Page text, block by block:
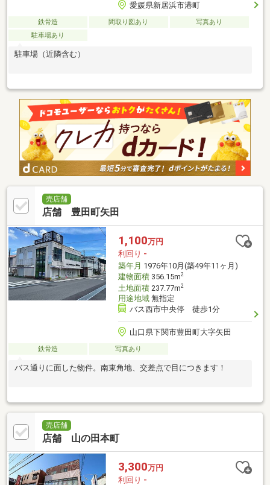
愛媛県新居浜市港町
鉄骨造 間取り図あり
写真あり
駐車場あり
駐車場（近隣含む）
売店舗
店舗 豊田町矢田
1,100万円
利回り -
築年月 1976年10月(築49年11ヶ月)
建物面積356.15m2
土地面積237.77m2
用途地域無指定
バス西市中央停 徒歩1分
山口県下関市豊田町大字矢田
鉄骨造 写真あり
バス通りに面した物件。南東角地、交差点で目につきます！
売店舗
店舗 山の田本町
3,300万円
利回り -